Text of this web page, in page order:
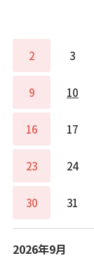
2 3
9 10
16 17
23 24
30 31
2026年9月